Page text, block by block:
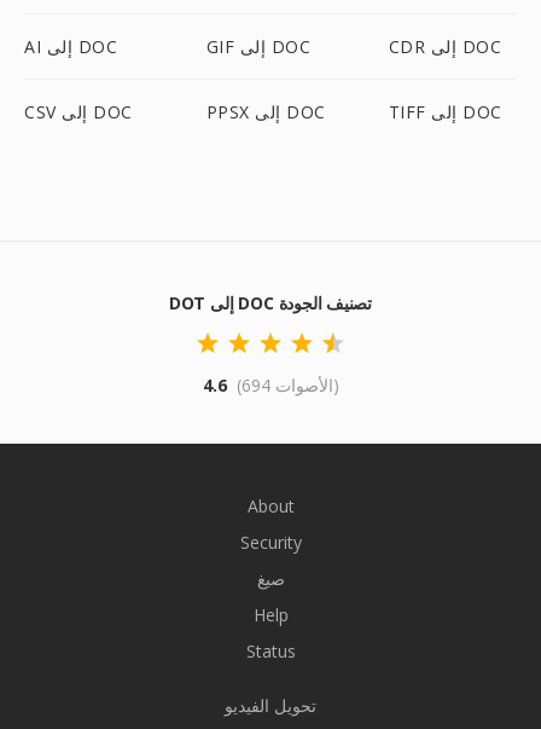
AI إلى DOC GIF إلى DOC CDR إلى DOC
CSV إلى DOC PPSX إلى DOC TIFF إلى DOC
DOT إلى DOC تصنيف الجودة
4.6 (694 الأصوات)
About
Security
صيغ
Help
Status
تحويل الفيديو